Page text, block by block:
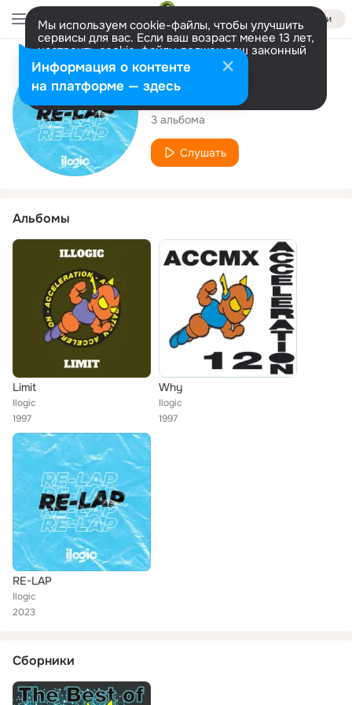
Войти
Мы используем cookie-файлы, чтобы улучшить
сервисы для вас. Если ваш возраст менее 13 лет,
настроить cookie-файлы должен ваш законный
представитель. Больше информации
Разрешить все Настроить
Исполнитель
Ilogic
3 альбома
Слушать
Альбомы
Limit
Ilogic
1997
Why
Ilogic
1997
RE-LAP
Ilogic
2023
Сборники
Информация о контенте
на платформе — здесь